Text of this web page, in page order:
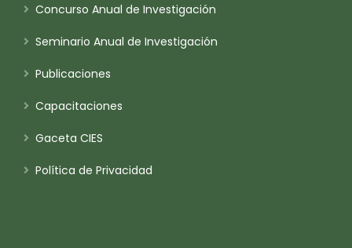
Concurso Anual de Investigación
Seminario Anual de Investigación
Publicaciones
Capacitaciones
Gaceta CIES
Política de Privacidad